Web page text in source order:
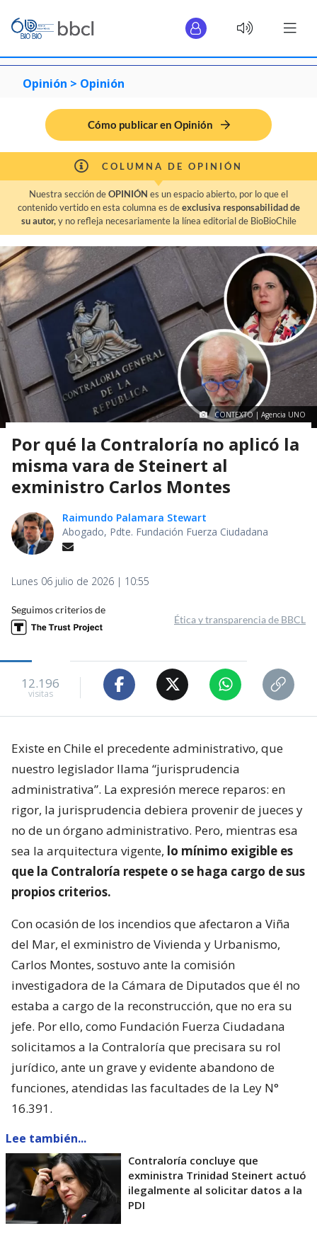
Opinión > Opinión
Cómo publicar en Opinión
COLUMNA DE OPINIÓN
Nuestra sección deOPINIÓN es un espacio abierto, por lo que el
contenido vertido en esta columna es deexclusiva responsabilidad de
su autor,y no refleja necesariamente la línea editorial de BioBioChile
CONTEXTO | Agencia UNO
Por qué la Contraloría no aplicó la
misma vara de Steinert al
exministro Carlos Montes
Raimundo Palamara Stewart
Abogado, Pdte. Fundación Fuerza Ciudadana
Lunes 06 julio de 2026 | 10:55
Seguimos criterios de
Ética y transparencia de BBCL
12.196
visitas
Existe en Chile el precedente administrativo, que
nuestro legislador llama “jurisprudencia
administrativa”. La expresión merece reparos: en
rigor, la jurisprudencia debiera provenir de jueces y
no de un órgano administrativo. Pero, mientras esa
sea la arquitectura vigente, lo mínimo exigible es
que la Contraloría respete o se haga cargo de sus
propios criterios.
Con ocasión de los incendios que afectaron a Viña
del Mar, el exministro de Vivienda y Urbanismo,
Carlos Montes, sostuvo ante la comisión
investigadora de la Cámara de Diputados que él no
estaba a cargo de la reconstrucción, que no era su
jefe. Por ello, como Fundación Fuerza Ciudadana
solicitamos a la Contraloría que precisara su rol
jurídico, ante un grave y evidente abandono de
funciones, atendidas las facultades de la Ley N°
16.391.
Lee también...
Contraloría concluye que
exministra Trinidad Steinert actuó
ilegalmente al solicitar datos a la
PDI